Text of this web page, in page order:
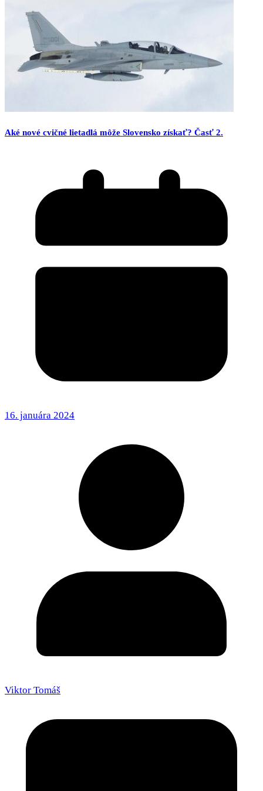
Aké nové cvičné lietadlá môže Slovensko získať? Časť 2.
16. januára 2024
Viktor Tomáš